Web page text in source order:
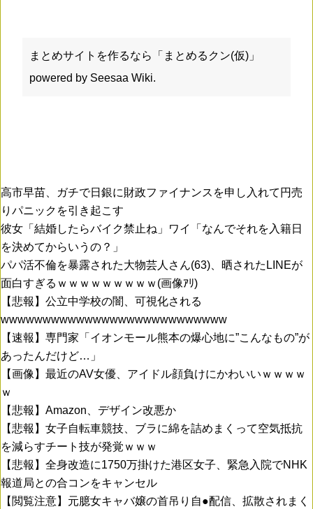
まとめサイトを作るなら「 まとめるクン(仮) 」
powered by Seesaa Wiki.
高市早苗、ガチで日銀に財政ファイナンスを申し入れて円売
りパニックを引き起こす
彼女「結婚したらバイク禁止ね」ワイ「なんでそれを入籍日
を決めてからいうの？」
パパ活不倫を暴露された大物芸人さん(63)、晒されたLINEが
面白すぎるｗｗｗｗｗｗｗｗｗ(画像ｱﾘ)
【悲報】公立中学校の闇、可視化される
wwwwwwwwwwwwwwwwwwwwwwwwwww
【速報】専門家「イオンモール熊本の爆心地に”こんなもの”が
あったんだけど…」
【画像】最近のAV女優、アイドル顔負けにかわいいｗｗｗｗ
ｗ
【悲報】Amazon、デザイン改悪か
【悲報】女子自転車競技、ブラに綿を詰めまくって空気抵抗
を減らすチート技が発覚ｗｗｗ
【悲報】全身改造に1750万掛けた港区女子、緊急入院でNHK
報道局との合コンをキャンセル
【閲覧注意】元臆女キャバ嬢の首吊り自●配信、拡散されまく